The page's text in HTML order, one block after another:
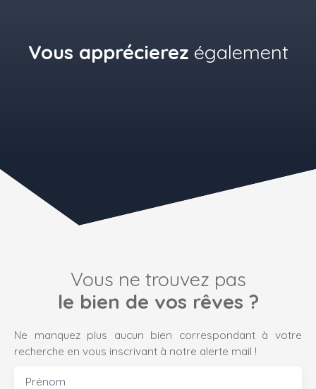
Vous apprécierez également
Vous ne trouvez pas
le bien de vos rêves ?
Ne manquez plus aucun bien correspondant à votre
recherche en vous inscrivant à notre alerte mail !
Prénom